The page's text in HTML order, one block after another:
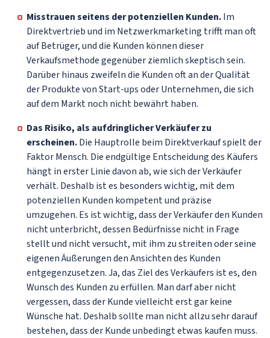
Misstrauen seitens der potenziellen Kunden.Im
Direktvertrieb und im Netzwerkmarketing trifft man oft
auf Betrüger, und die Kunden können dieser
Verkaufsmethode gegenüber ziemlich skeptisch sein.
Darüber hinaus zweifeln die Kunden oft an der Qualität
der Produkte von Start-ups oder Unternehmen, die sich
auf dem Markt noch nicht bewährt haben.
Das Risiko, als aufdringlicher Verkäufer zu
erscheinen.Die Hauptrolle beim Direktverkauf spielt der
Faktor Mensch. Die endgültige Entscheidung des Käufers
hängt in erster Linie davon ab, wie sich der Verkäufer
verhält. Deshalb ist es besonders wichtig, mit dem
potenziellen Kunden kompetent und präzise
umzugehen. Es ist wichtig, dass der Verkäufer den Kunden
nicht unterbricht, dessen Bedürfnisse nicht in Frage
stellt und nicht versucht, mit ihm zu streiten oder seine
eigenen Äußerungen den Ansichten des Kunden
entgegenzusetzen. Ja, das Ziel des Verkäufers ist es, den
Wunsch des Kunden zu erfüllen. Man darf aber nicht
vergessen, dass der Kunde vielleicht erst gar keine
Wünsche hat. Deshalb sollte man nicht allzu sehr darauf
bestehen, dass der Kunde unbedingt etwas kaufen muss.